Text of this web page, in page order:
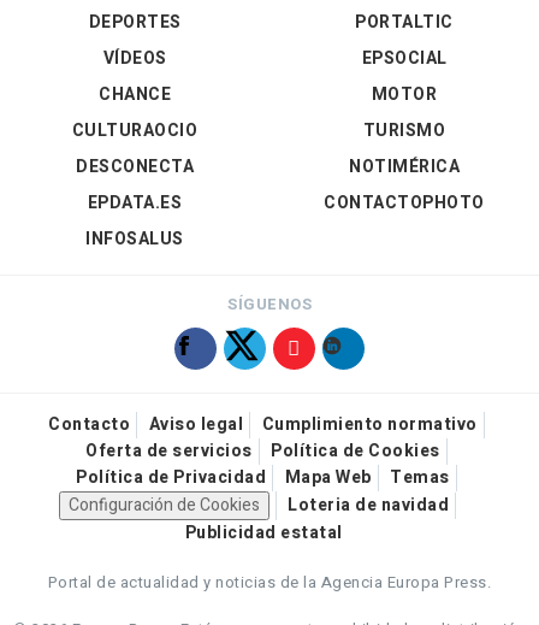
DEPORTES
VÍDEOS
PORTALTIC
EPSOCIAL
CHANCE
CULTURAOCIO
DESCONECTA
EPDATA.ES
INFOSALUS
MOTOR
TURISMO
NOTIMÉRICA
CONTACTOPHOTO
SÍGUENOS
Contacto Aviso legal
Cumplimiento normativo
Oferta de servicios
Política de Cookies
Política de Privacidad
Mapa Web
Temas
Configuración de Cookies
Loteria de navidad
Publicidad estatal
Portal de actualidad y noticias de la Agencia Europa Press.